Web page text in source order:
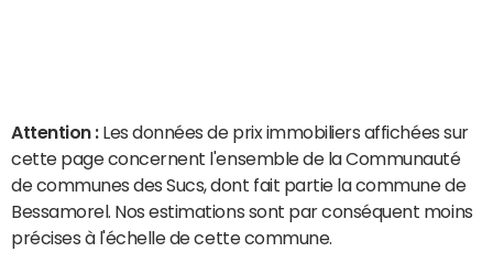
Attention : Les données de prix immobiliers affichées sur
cette page concernent l'ensemble de la Communauté
de communes des Sucs, dont fait partie la commune de
Bessamorel. Nos estimations sont par conséquent moins
précises à l'échelle de cette commune.